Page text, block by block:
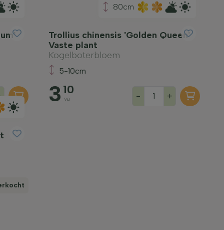
80cm
Trollius chinensis 'Golden Queen'
Vaste plant
Kogelboterbloem
5-10cm
3 10
va - +